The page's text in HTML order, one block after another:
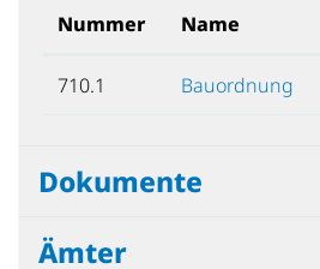
Nummer Name
710.1 Bauordnung
Dokumente
Ämter